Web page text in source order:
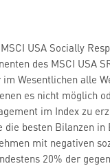
USA Socially
des MSCI USA
Wesentlichen alle
es nicht möglich
im Index zu
die besten Bilanzen
mit negativen
20% der